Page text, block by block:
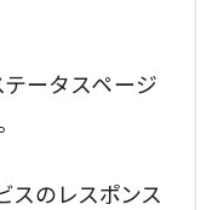
ータスページ
スのレスポンス